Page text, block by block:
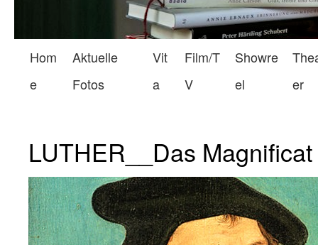
Hom
e
Aktuelle
Fotos
Vit
a
Film/T
V
Showre
el
er
LUTHER__Das